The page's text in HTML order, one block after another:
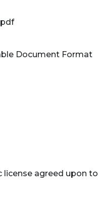
Document Format
license agreed upon